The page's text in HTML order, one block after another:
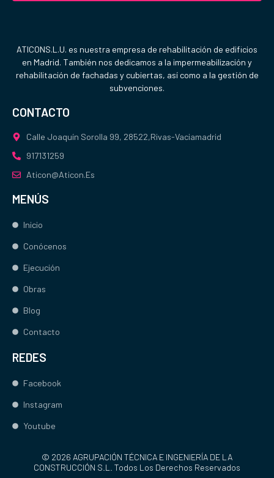
ATICONS.L.U. es nuestra empresa de rehabilitación de edificios
en Madrid. También nos dedicamos a la impermeabilización y
rehabilitación de fachadas y cubiertas, así como a la gestión de
subvenciones.
CONTACTO
Calle Joaquín Sorolla 99, 28522,Rivas-Vaciamadrid
917131259
Aticon@aticon.es
MENÚS
Inicio
Conócenos
Ejecución
Obras
Blog
Contacto
REDES
Facebook
Instagram
Youtube
© 2026 AGRUPACIÓN TÉCNICA E INGENIERÍA DE LA
CONSTRUCCIÓN S.L. Todos Los Derechos Reservados